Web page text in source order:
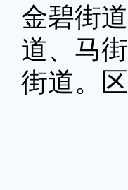
金碧街
道、马
街道。